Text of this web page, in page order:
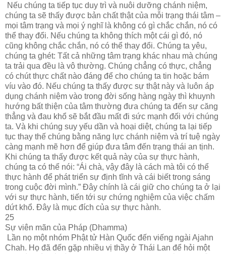
Nếu chúng ta tiếp tục duy trì và nuôi dưỡng chánh niệm,
chúng ta sẽ thấy được bản chất thật của mỗi trạng thái tâm –
mọi tâm trạng và mọi ý nghĩ là không có gì chắc chắn, nó có
thể thay đổi. Nếu chúng ta không thích một cái gì đó, nó
cũng không chắc chắn, nó có thể thay đổi. Chúng ta yêu,
chúng ta ghét: Tất cả những tâm trạng khác nhau mà chúng
ta trải qua đều là vô thường. Chúng chẳng có thực, chẳng
có chút thực chất nào đáng để cho chúng ta tin hoặc bám
víu vào đó. Nếu chúng ta thấy được sự thật này và luôn áp
dụng chánh niệm vào trong đời sống hàng ngày thì khuynh
hướng bất thiện của tâm thường đưa chúng ta đến sự căng
thẳng và đau khổ sẽ bắt đầu mất đi sức mạnh đối với chúng
ta. Và khi chúng suy yếu dần và hoại diệt, chúng ta lại tiếp
tục thay thế chúng bằng năng lực chánh niệm và trí tuệ ngày
càng mạnh mẽ hơn để giúp đưa tâm đến trạng thái an tịnh.
Khi chúng ta thấy được kết quả này của sự thực hành,
chúng ta có thể nói: “Ái chà, vậy đây là cách mà tôi có thể
thực hành để phát triển sự định tĩnh và cái biết trong sáng
trong cuộc đời mình.” Đây chính là cái giữ cho chúng ta ở lại
với sự thực hành, tiến tới sự chứng nghiệm của việc chấm
dứt khổ. Đây là mục đích của sự thực hành.
25
Sự viên mãn của Pháp (Dhamma)
Lần nọ một nhóm Phật tử Hàn Quốc đến viếng ngài Ajahn
Chah. Họ đã đến gặp nhiều vị thầy ở Thái Lan để hỏi một